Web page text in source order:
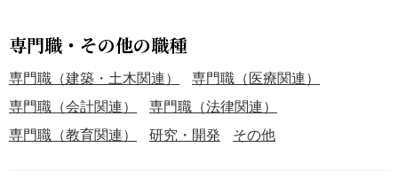
専門職・その他の職種
専門職（建築・土木関連）
専門職（医療関連）
専門職（会計関連）
専門職（法律関連）
専門職（教育関連）
研究・開発 その他